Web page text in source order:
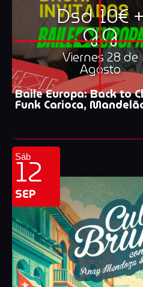
Dsd 10€
G.G
Viernes 28 de
Agosto
Baile Europa: Back to
Funk Carioca,
Sáb
12
SEP